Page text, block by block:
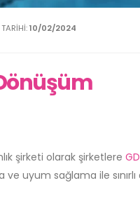
10/02/2024
şirketi olarak şirketlere
ve uyum sağlama ile